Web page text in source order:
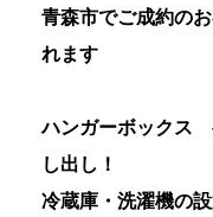
青森市でご成約の
れます
ハンガーボック
し出し！
冷蔵庫・洗濯機の